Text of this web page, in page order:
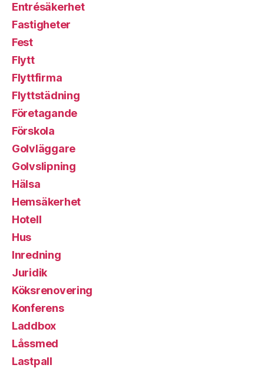
Entrésäkerhet
Fastigheter
Fest
Flytt
Flyttfirma
Flyttstädning
Företagande
Förskola
Golvläggare
Golvslipning
Hälsa
Hemsäkerhet
Hotell
Hus
Inredning
Juridik
Köksrenovering
Konferens
Laddbox
Låssmed
Lastpall